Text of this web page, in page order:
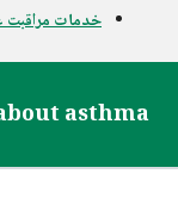
خدمات مراقبت
asthma